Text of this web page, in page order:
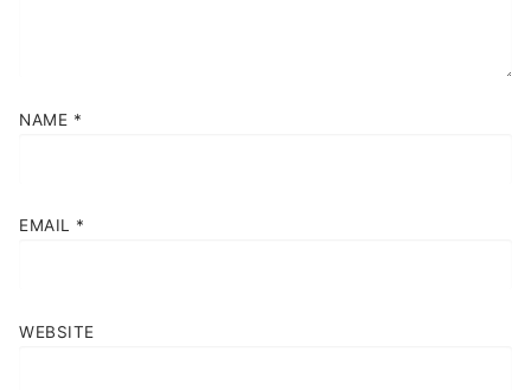
NAME *
EMAIL *
WEBSITE